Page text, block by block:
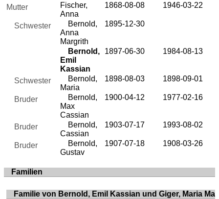
Mutter
Fischer,
Anna
1868-08-08 1946-03-22
Schwester
Bernold,
Anna
Margrith
1895-12-30
Bernold,
Emil
Kassian
1897-06-30 1984-08-13
Schwester
Bernold,
Maria
1898-08-03 1898-09-01
Bruder
Bernold,
Max
Cassian
1900-04-12 1977-02-16
Bruder
Bernold,
Cassian
1903-07-17 1993-08-02
Bruder
Bernold,
Gustav
1907-07-18 1908-03-26
Familien
Familie von Bernold, Emil Kassian und Giger, Maria